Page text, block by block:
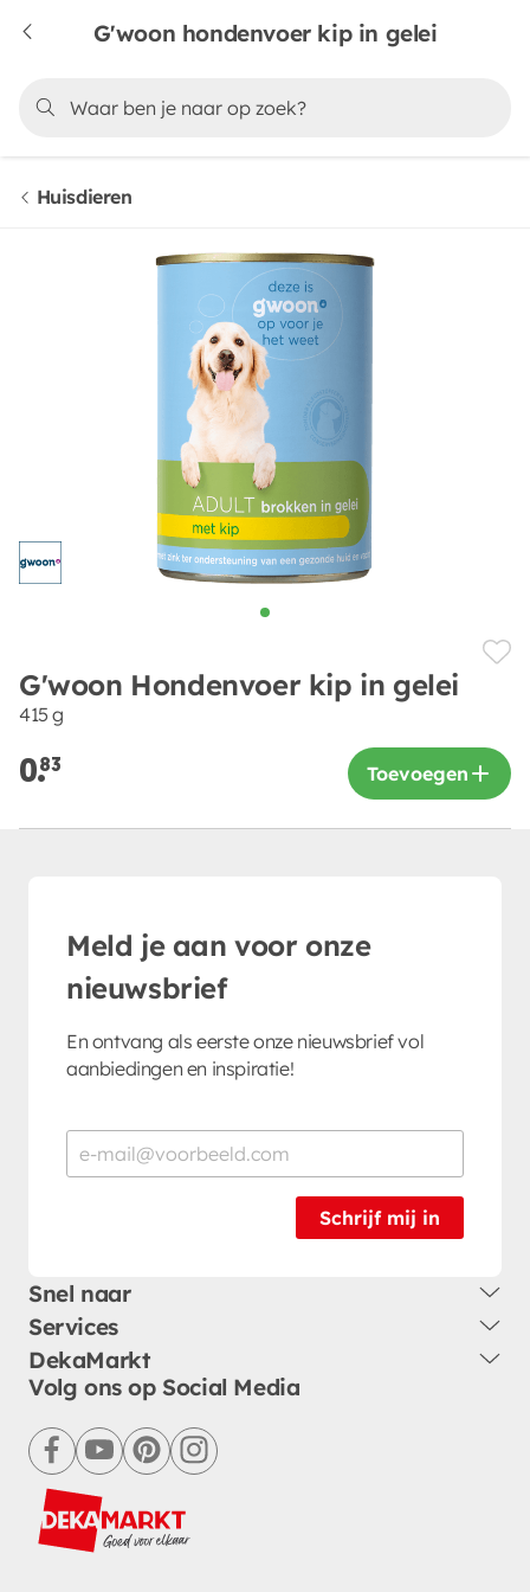
G'woon hondenvoer kip in gelei
Huisdieren
G'woon Hondenvoer kip in gelei
415 g
0.83 Toevoegen
Meld je aan voor onze
nieuwsbrief
En ontvang als eerste onze nieuwsbrief vol
aanbiedingen en inspiratie!
Schrijf mij in
Snel naar
Services
DekaMarkt
Volg ons op Social Media
facebookyoutubepinterestinstagram